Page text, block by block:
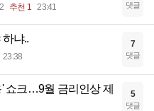
추천 1 23:41 댓글
냐..
23:38
7
댓글
쇼크…9월 금리인상 제
5
댓글